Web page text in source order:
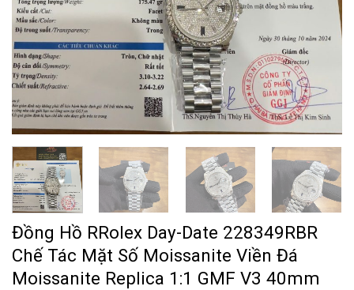
Đồng Hồ RRolex Day-Date 228349RBR
Chế Tác Mặt Số Moissanite Viền Đá
Moissanite Replica 1:1 GMF V3 40mm